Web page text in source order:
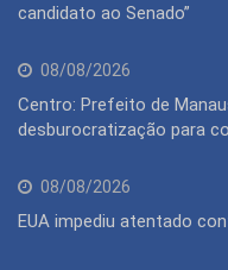
candidato ao Senado”
08/08/2026
Centro: Prefeito de
desburocratização para
08/08/2026
EUA impediu atentado